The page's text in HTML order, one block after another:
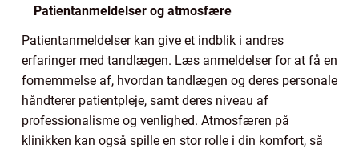
Patientanmeldelser og atmosfære
Patientanmeldelser kan give et indblik i andres
erfaringer med tandlægen. Læs anmeldelser for at få en
fornemmelse af, hvordan tandlægen og deres personale
håndterer patientpleje, samt deres niveau af
professionalisme og venlighed. Atmosfæren på
klinikken kan også spille en stor rolle i din komfort, så